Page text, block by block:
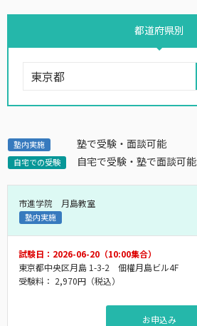
都道府県別
塾内実施 塾で受験・面談可能
自宅での受験 自宅で受験・塾で面談可能
市進学院 月島教室
塾内実施
試験日：2026-06-20（10:00集合）
東京都中央区月島 1-3-2 佃權月島ビル4F
受験料： 2,970円 （税込）
お申込み